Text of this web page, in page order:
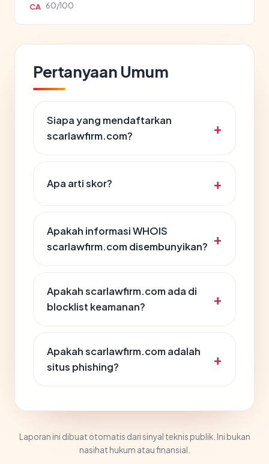
CA 60/100
Pertanyaan Umum
Siapa yang mendaftarkan
scarlawfirm.com?
Apa arti skor?
Apakah informasi WHOIS
scarlawfirm.com disembunyikan?
Apakah scarlawfirm.com ada di
blocklist keamanan?
Apakah scarlawfirm.com adalah
situs phishing?
Laporan ini dibuat otomatis dari sinyal teknis publik. Ini bukan
nasihat hukum atau finansial.